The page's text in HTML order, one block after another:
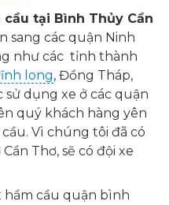
cầu tại Bình Thủy Cần
sang các quận Ninh
như các tỉnh thành
long, Đồng Tháp,
sử dụng xe ở các quận
quý khách hàng yên
Vì chúng tôi đã có
Thơ, sẽ có đội xe
hầm cầu quận bình